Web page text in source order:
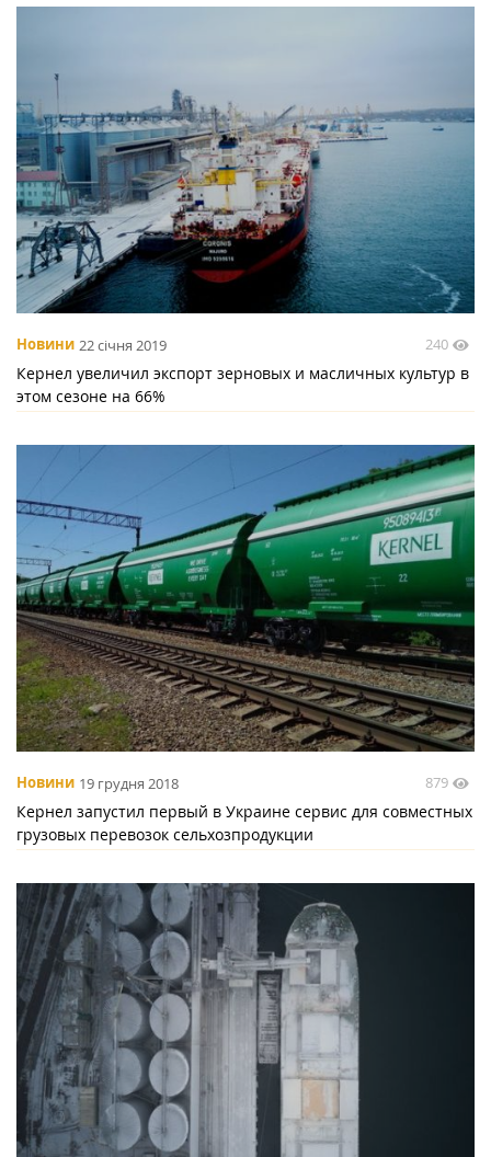
Новини 22 січня 2019 240
Кернел увеличил экспорт зерновых и масличных культур в
этом сезоне на 66%
Новини 19 грудня 2018 879
Кернел запустил первый в Украине сервис для совместных
грузовых перевозок сельхозпродукции